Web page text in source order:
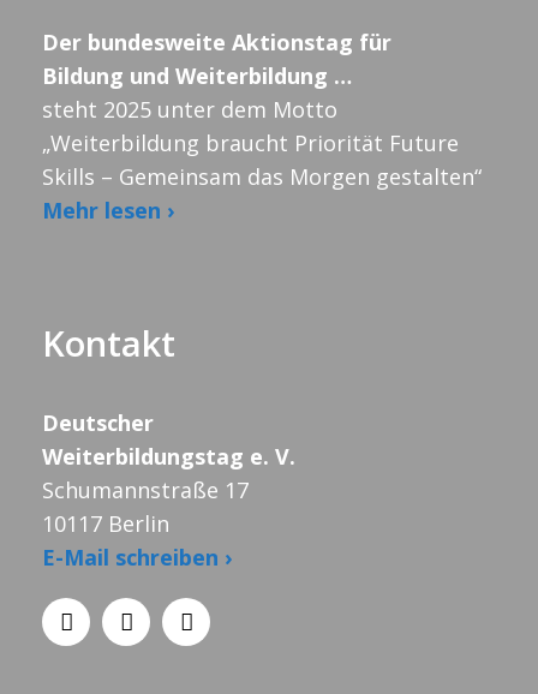
Der bundesweite Aktionstag für
Bildung und Weiterbildung …
steht 2025 unter dem Motto
„Weiterbildung braucht Priorität Future
Skills – Gemeinsam das Morgen gestalten“
Mehr lesen ›
Kontakt
Deutscher
Weiterbildungstag e. V.
Schumannstraße 17
10117 Berlin
E-Mail schreiben ›